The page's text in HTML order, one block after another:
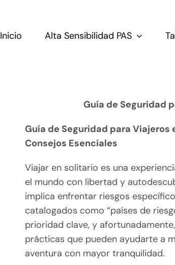
Inicio Alta Sensibilidad PAS
Guía de Seguridad
Guía de Seguridad para
Consejos Esenciales
Viajar en solitario es una
el mundo con libertad y
implica enfrentar riesgos
catalogados como “países de
prioridad clave, y
prácticas que pueden ayudarte a
aventura con mayor tranquilidad.